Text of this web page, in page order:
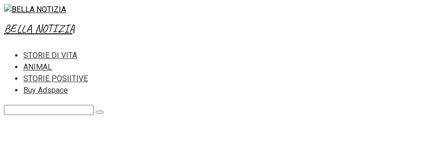
Skip
content
BELLA NOTIZIA
STORIE DI VITA
ANIMAL
STORIE POSIITIVE
Buy Adspace